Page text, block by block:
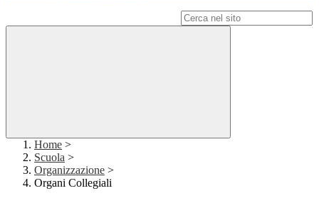
Home >
Scuola >
Organizzazione >
Organi Collegiali